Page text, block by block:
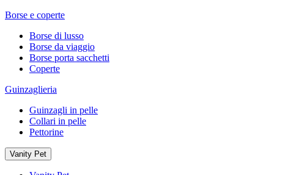
Borse e coperte
Borse di lusso
Borse da viaggio
Borse porta sacchetti
Coperte
Guinzaglieria
Guinzagli in pelle
Collari in pelle
Pettorine
Vanity Pet